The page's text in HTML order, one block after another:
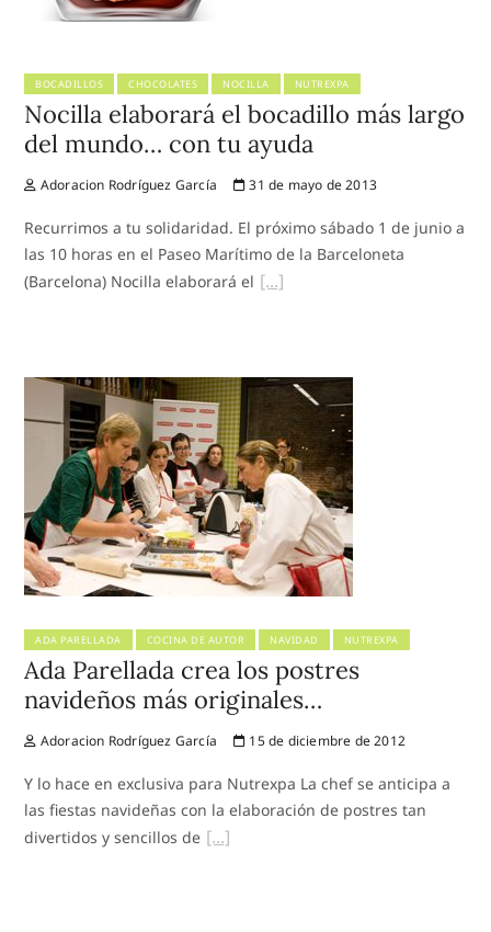
BOCADILLOS CHOCOLATES NOCILLA NUTREXPA
Nocilla elaborará el bocadillo más largo
del mundo… con tu ayuda
Adoracion Rodríguez García 31 de mayo de 2013
Recurrimos a tu solidaridad. El próximo sábado 1 de junio a
las 10 horas en el Paseo Marítimo de la Barceloneta
(Barcelona) Nocilla elaborará el
ADA PARELLADA COCINA DE AUTOR NAVIDAD NUTREXPA
Ada Parellada crea los postres
navideños más originales…
Adoracion Rodríguez García 15 de diciembre de 2012
Y lo hace en exclusiva para Nutrexpa La chef se anticipa a
las fiestas navideñas con la elaboración de postres tan
divertidos y sencillos de